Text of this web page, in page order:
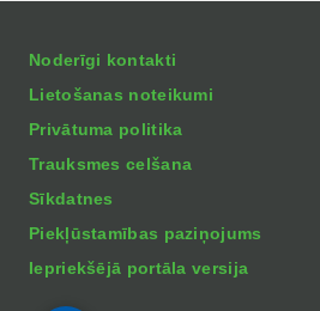
Noderīgi kontakti
Lietošanas noteikumi
Privātuma politika
Trauksmes celšana
Sīkdatnes
Piekļūstamības paziņojums
Iepriekšējā portāla versija